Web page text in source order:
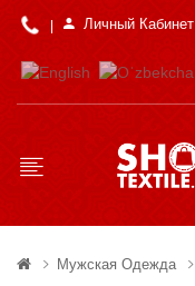
Личный Кабинет
Мужская Одежда